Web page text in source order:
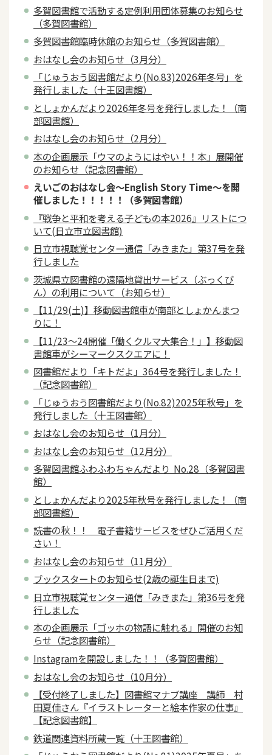
多賀図書館で活動する定例利用団体募集のお知らせ
（多賀図書館）
多賀図書館臨時休館のお知らせ（多賀図書館）
おはなし会のお知らせ（3月分）
「じゅうおう図書館だより(No.83)2026年冬号」を
発行しました（十王図書館）
としょかんだより2026年冬号を発行しました！（南
部図書館）
おはなし会のお知らせ（2月分）
本の企画展示「ウマのようにはやい！！本」展開催
のお知らせ（記念図書館）
えいごのおはなし会～English Story Time～を開
催しました！！！！！（多賀図書館）
『戦争と平和を考える子どもの本2026』リストにつ
いて(日立市立図書館)
日立市視聴覚センター通信「みきまた」第37号を発
行しました
茨城県立図書館の遠隔地貸出サービス（ぶっくび
ん）の利用について（お知らせ）
【11/29(土)】移動図書館車が南部としょかんまつ
りに！
【11/23～24開催「働くクルマ大集合！」】移動図
書館車がシーマークスクエアに！
図書館だより「キトだよ」364号を発行しました！
（記念図書館）
「じゅうおう図書館だより(No.82)2025年秋号」を
発行しました（十王図書館）
おはなし会のお知らせ（1月分）
おはなし会のお知らせ（12月分）
多賀図書館ふわふわちゃんだより No.28（多賀図書
館）
としょかんだより2025年秋号を発行しました！（南
部図書館）
読書の秋！！ 電子書籍サービスをぜひご活用くだ
さい！
おはなし会のお知らせ（11月分）
ブックスタートのお知らせ(2歳の誕生日まで)
日立市視聴覚センター通信「みきまた」第36号を発
行しました
本の企画展示「ゴッホの物語に触れる」開催のお知
らせ（記念図書館）
Instagramを開設しました！！（多賀図書館）
おはなし会のお知らせ（10月分）
【受付終了しました】図書館マナブ講座 講師 村
田夏佳さん『イラストレーターと絵本作家の仕事』
【記念図書館】
鉄道関連資料所蔵一覧（十王図書館）